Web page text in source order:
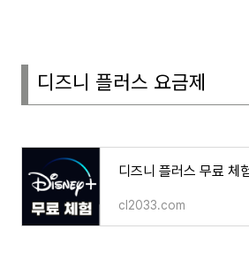
디즈니 플러스 요금제
cl2033.com